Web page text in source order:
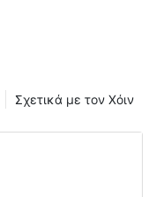
Σχετικά με τον Χόιν